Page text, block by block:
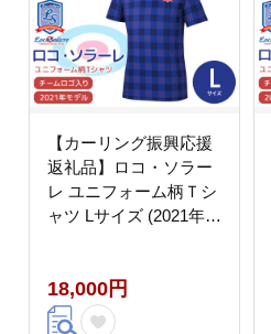
【カーリング振興応援
返礼品】ロコ・ソラー
レ ユニフォーム柄Ｔシ
ャツ Lサイズ (2021年モ
グ )【137-0019】
18,000円